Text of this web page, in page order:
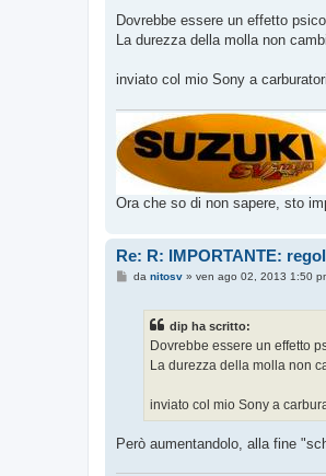
s
a
i
Dovrebbe essere un effetto
La durezza della molla non
inviato col mio Sony a carburatori
Ora che so di non sapere, sto
Re: R: IMPORTANTE:
Mda nitosv» ven ago 02, 2013 1:50
dip ha scritto:
Dovrebbe essere un effetto
La durezza della molla non
inviato col mio Sony a
Però aumentandolo, alla fine